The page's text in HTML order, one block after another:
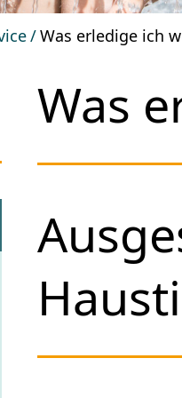
Was erledige ich
Was